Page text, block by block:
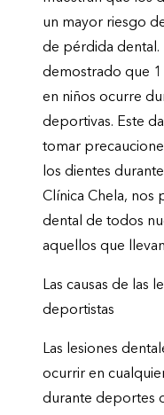
un mayor riesgo
de pérdida dental.
demostrado que 1
en niños ocurre
deportivas. Este
tomar
los dientes
Clínica Chela, nos
dental de todos
aquellos que
Las causas de las
deportistas
Las lesiones
ocurrir en
durante deportes